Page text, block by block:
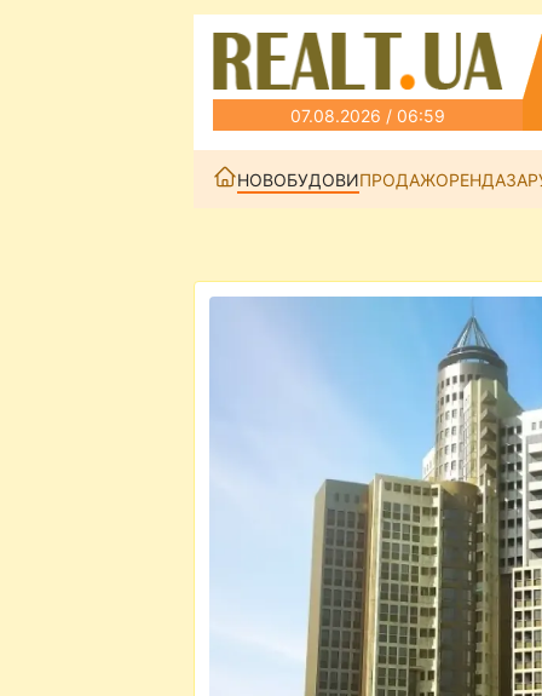
07.08.2026 / 06:59
НОВОБУДОВИПРОДАЖОРЕНДА